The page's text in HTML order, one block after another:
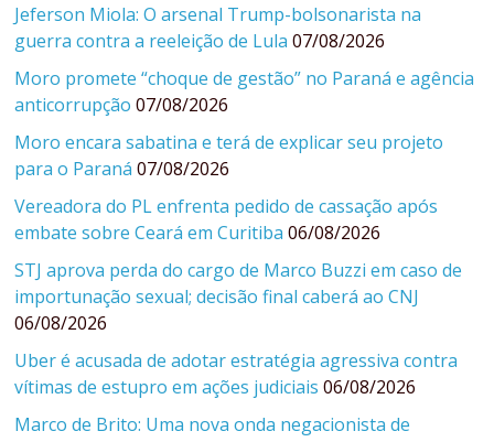
Jeferson Miola: O arsenal Trump-bolsonarista na
guerra contra a reeleição de Lula 07/08/2026
Moro promete “choque de gestão” no Paraná e agência
anticorrupção 07/08/2026
Moro encara sabatina e terá de explicar seu projeto
para o Paraná 07/08/2026
Vereadora do PL enfrenta pedido de cassação após
embate sobre Ceará em Curitiba 06/08/2026
STJ aprova perda do cargo de Marco Buzzi em caso de
importunação sexual; decisão final caberá ao CNJ
06/08/2026
Uber é acusada de adotar estratégia agressiva contra
vítimas de estupro em ações judiciais 06/08/2026
Marco de Brito: Uma nova onda negacionista de